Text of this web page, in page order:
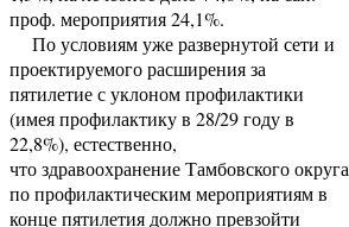
проф. мероприятия 24,1%.
По условиям уже развернутой сети и
проектируемого расширения за
пятилетие с уклоном профилактики
(имея профилактику в 28/29 году в
22,8%), естественно,
что здравоохранение Тамбовского округа
по профилактическим мероприятиям в
конце пятилетия должно превзойти